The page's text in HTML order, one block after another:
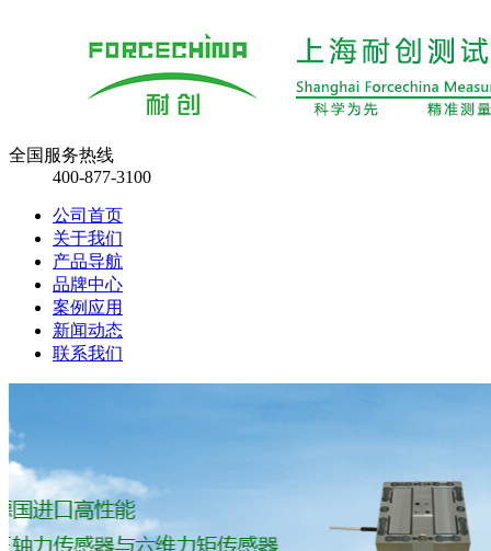
全国服务热线
400-877-3100
公司首页
关于我们
产品导航
品牌中心
案例应用
新闻动态
联系我们